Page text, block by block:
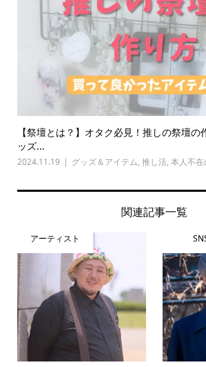
【祭壇とは？】オタク必見！推しの祭壇
ッズ...
2024.11.19 グッズ＆アイテム, 推し活, 本人不
関連記事一覧
アーティスト